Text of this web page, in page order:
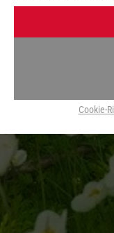
Cookie-